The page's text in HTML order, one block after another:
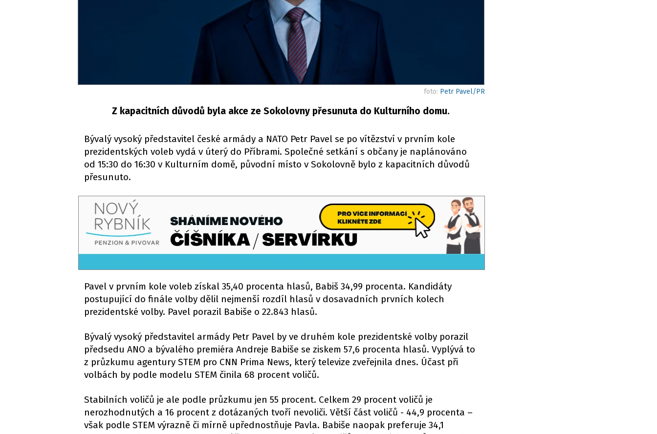
foto: Petr Pavel/PR
Z kapacitních důvodů byla akce ze Sokolovny přesunuta do Kulturního domu.
Bývalý vysoký představitel české armády a NATO Petr Pavel se po vítězství v prvním kole
prezidentských voleb vydá v úterý do Příbrami. Společné setkání s občany je naplánováno
od 15:30 do 16:30 v Kulturním domě, původní místo v Sokolovně bylo z kapacitních důvodů
přesunuto.
Pavel v prvním kole voleb získal 35,40 procenta hlasů, Babiš 34,99 procenta. Kandidáty
postupující do finále volby dělil nejmenší rozdíl hlasů v dosavadních prvních kolech
prezidentské volby. Pavel porazil Babiše o 22.843 hlasů.
Bývalý vysoký představitel armády Petr Pavel by ve druhém kole prezidentské volby porazil
předsedu ANO a bývalého premiéra Andreje Babiše se ziskem 57,6 procenta hlasů. Vyplývá to
z průzkumu agentury STEM pro CNN Prima News, který televize zveřejnila dnes. Účast při
volbách by podle modelu STEM činila 68 procent voličů.
Stabilních voličů je ale podle průzkumu jen 55 procent. Celkem 29 procent voličů je
nerozhodnutých a 16 procent z dotázaných tvoří nevoliči. Větší část voličů - 44,9 procenta –
však podle STEM výrazně či mírně upřednostňuje Pavla. Babiše naopak preferuje 34,1